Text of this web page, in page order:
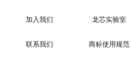
加入我们 龙芯实验室
联系我们 商标使用规范